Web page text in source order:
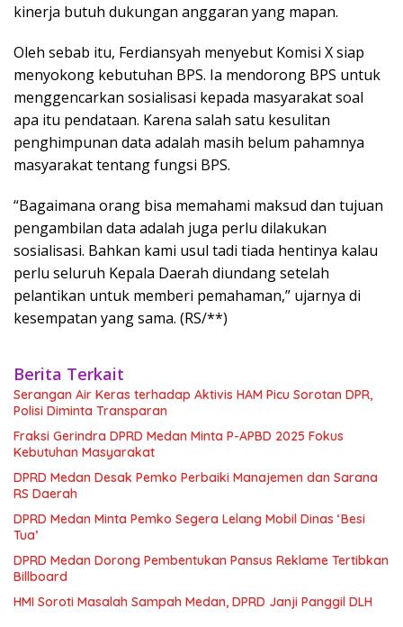
kinerja butuh dukungan anggaran yang mapan.
Oleh sebab itu, Ferdiansyah menyebut Komisi X siap
menyokong kebutuhan BPS. Ia mendorong BPS untuk
menggencarkan sosialisasi kepada masyarakat soal
apa itu pendataan. Karena salah satu kesulitan
penghimpunan data adalah masih belum pahamnya
masyarakat tentang fungsi BPS.
“Bagaimana orang bisa memahami maksud dan tujuan
pengambilan data adalah juga perlu dilakukan
sosialisasi. Bahkan kami usul tadi tiada hentinya kalau
perlu seluruh Kepala Daerah diundang setelah
pelantikan untuk memberi pemahaman,” ujarnya di
kesempatan yang sama. (RS/**)
Berita Terkait
Serangan Air Keras terhadap Aktivis HAM Picu Sorotan DPR,
Polisi Diminta Transparan
Fraksi Gerindra DPRD Medan Minta P-APBD 2025 Fokus
Kebutuhan Masyarakat
DPRD Medan Desak Pemko Perbaiki Manajemen dan Sarana
RS Daerah
DPRD Medan Minta Pemko Segera Lelang Mobil Dinas ‘Besi
Tua’
DPRD Medan Dorong Pembentukan Pansus Reklame Tertibkan
Billboard
HMI Soroti Masalah Sampah Medan, DPRD Janji Panggil DLH